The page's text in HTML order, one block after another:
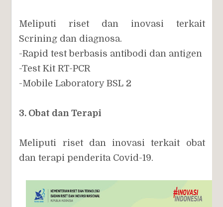
Meliputi riset dan inovasi terkait
Scrining dan diagnosa.
-Rapid test berbasis antibodi dan antigen
-Test Kit RT-PCR
-Mobile Laboratory BSL 2
3. Obat dan Terapi
Meliputi riset dan inovasi terkait obat
dan terapi penderita Covid-19.